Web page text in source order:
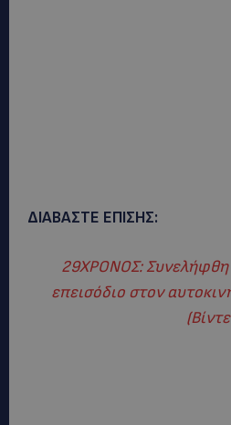
ΔΙΑΒΑΣΤΕ ΕΠΙΣΗΣ:
29ΧΡΟΝΟΣ: Συνελήφθη
επεισόδιο στον